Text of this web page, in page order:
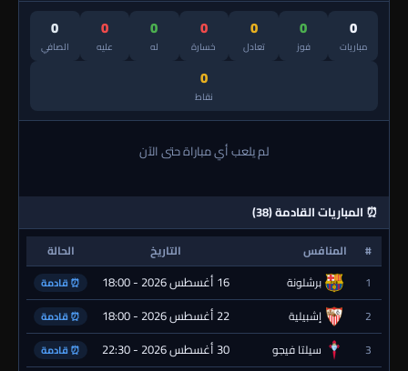
0
مباريات
0
فوز
0
تعادل
0
خسارة
0
له
0
عليه
0
الصافي
0
نقاط
لم يلعب أي مباراة حتى الآن
⏰ المباريات القادمة (38)
# المنافس التاريخ
الحالة
1
برشلونة 16 أغسطس 2026 - 18:00 ⏰ قادمة
2 إشبيلية 22 أغسطس 2026 - 18:00 ⏰ قادمة
3 سيلتا فيجو 30 أغسطس 2026 - 22:30 ⏰ قادمة